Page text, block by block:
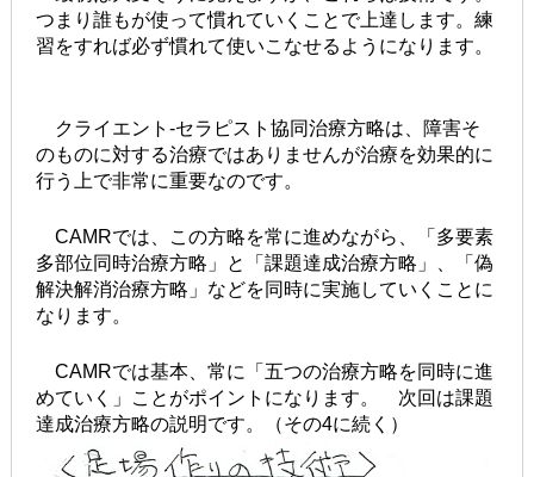
つまり誰もが使って慣れていくことで上達します。練
習をすれば必ず慣れて使いこなせるようになります。
クライエント-セラピスト協同治療方略は、障害そ
のものに対する治療ではありませんが治療を効果的に
行う上で非常に重要なのです。
CAMRでは、この方略を常に進めながら、「多要素
多部位同時治療方略」と「課題達成治療方略」、「偽
解決解消治療方略」などを同時に実施していくことに
なります。
CAMRでは基本、常に「五つの治療方略を同時に進
めていく」ことがポイントになります。 次回は課題
達成治療方略の説明です。（その4に続く）